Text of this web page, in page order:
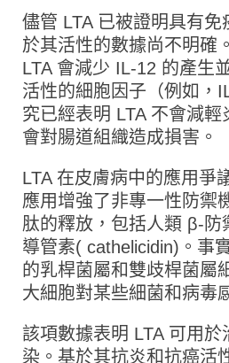
儘管 LTA 已被證明具有免
於其活性的數據尚不明確
LTA 會減少 IL-12 的產生
活性的細胞因子（例如，
究已經表明 LTA 不會減輕
會對腸道組織造成損害。
LTA 在皮膚病中的應用爭
應用增強了非專一性防禦
肽的釋放，包括人類 β-防
導管素( cathelicidin)。事
的乳桿菌屬和雙歧桿菌屬
大細胞對某些細菌和病毒
該項數據表明 LTA 可用
染。基於其抗炎和抗癌活